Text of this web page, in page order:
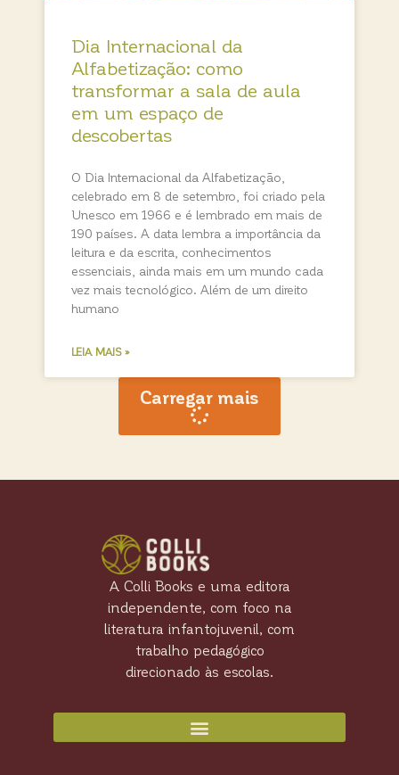
Dia Internacional da
Alfabetização: como
transformar a sala de aula
em um espaço de
descobertas
O Dia Internacional da Alfabetização,
celebrado em 8 de setembro, foi criado pela
Unesco em 1966 e é lembrado em mais de
190 países. A data lembra a importância da
leitura e da escrita, conhecimentos
essenciais, ainda mais em um mundo cada
vez mais tecnológico. Além de um direito
humano
LEIA MAIS »
Carregar mais
A Colli Books e uma editora
independente, com foco na
literatura infantojuvenil, com
trabalho pedagógico
direcionado às escolas.